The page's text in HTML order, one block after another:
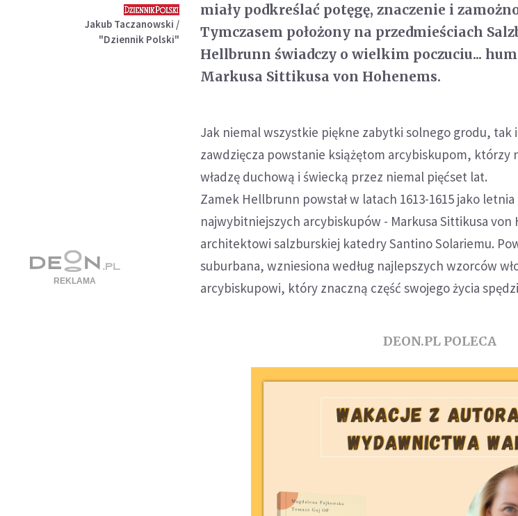
Jakub Taczanowski /
"Dziennik Polski"
miały podkreślać potęgę, znaczenie i
Tymczasem położony na przedmieściach
Hellbrunn świadczy o wielkim poczuciu...
Markusa Sittikusa von Hohenems.
Jak niemal wszystkie piękne zabytki solnego grodu, tak
zawdzięcza powstanie książętom arcybiskupom, którzy
władzę duchową i świecką przez niemal pięćset lat.
Zamek Hellbrunn powstał w latach 1613-1615 jako
najwybitniejszych arcybiskupów - Markusa Sittikusa von
architektowi salzburskiej katedry Santino Solariemu.
suburbana, wzniesiona według najlepszych wzorców
arcybiskupowi, który znaczną część swojego życia
DEON.PL POLECA